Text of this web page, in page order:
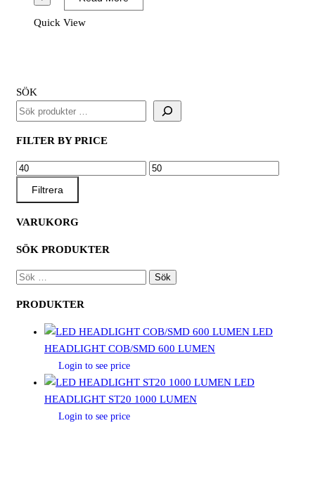
Quick View
SÖK
FILTER BY PRICE
MIN
PRIS
MAX
Filtrera
VARUKORG
SÖK PRODUKTER
SÖK
PRODUKTER
LED
HEADLIGHT COB/SMD 600 LUMEN
Login to see price
LED
HEADLIGHT ST20 1000 LUMEN
Login to see price